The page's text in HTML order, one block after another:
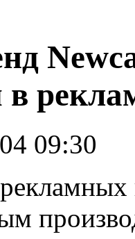
в
09:30